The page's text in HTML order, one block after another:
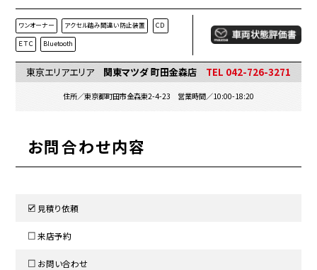
ワンオーナー アクセル踏み間違い防止装置 ＣＤ
ＥＴＣ Bluetooth
東京エリアエリア 関東マツダ 町田金森店 TEL 042-726-3271
住所／東京都町田市金森東2-4-23 営業時間／10:00-18:20
お問合わせ内容
見積り依頼
来店予約
お問い合わせ